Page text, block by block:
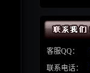
客服QQ：
联系电话：